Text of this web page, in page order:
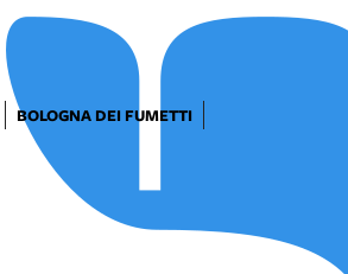
BOLOGNA DEI FUMETTI